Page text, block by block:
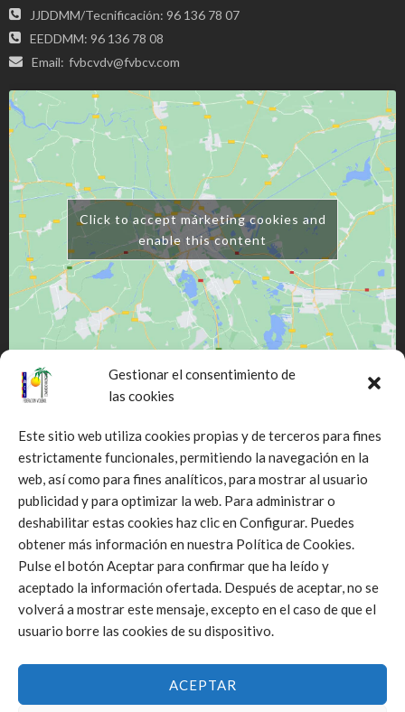
Gestionar el consentimiento de
las cookies
Este sitio web utiliza cookies propias y de terceros para fines
estrictamente funcionales, permitiendo la navegación en la
web, así como para fines analíticos, para mostrar al usuario
publicidad y para optimizar la web. Para administrar o
deshabilitar estas cookies haz clic en Configurar. Puedes
obtener más información en nuestra Política de Cookies.
Pulse el botón Aceptar para confirmar que ha leído y
aceptado la información ofertada. Después de aceptar, no se
volverá a mostrar este mensaje, excepto en el caso de que el
usuario borre las cookies de su dispositivo.
ACEPTAR
JJDDMM/Tecnificación: 96 136 78 07
EEDDMM: 96 136 78 08
Email: fvbcvdv@fvbcv.com
Click to accept márketing cookies and
enable this content
Click to accept márketing cookies and
enable this content